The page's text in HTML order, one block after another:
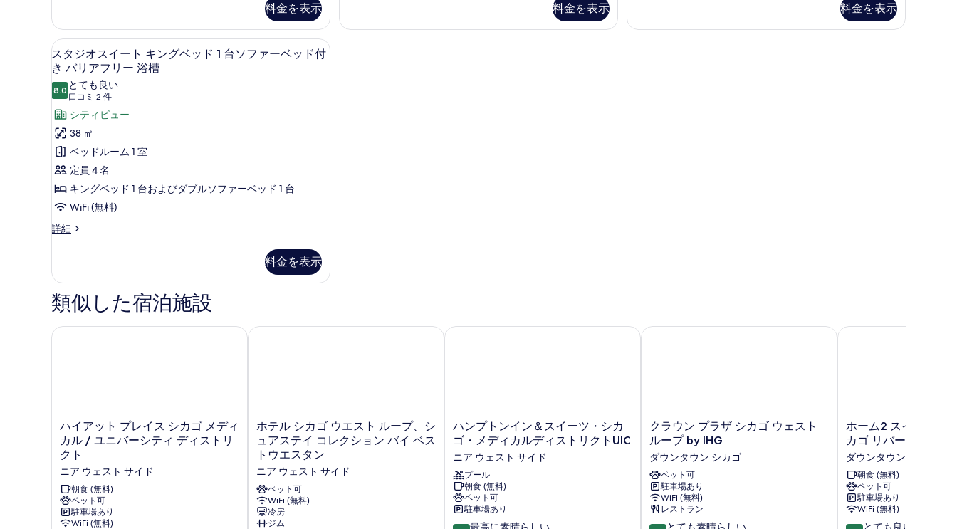
を
表
示
す
る
す
べ
て
の
写
真
を
表
示
す
る
ド
ー
ム
(Specialty)
の
詳
細
料金を表示
ド
イ
料金を表示
ド
の
す
ス
料金を表示
ス
タ
ジ
オ
ス
イ
ー
ト
キ
ン
グ
ド
1
台
ソ
ッ
ド
付
き
バ
リ
セーフティボックス (室内)、デスク、ノートパソコン用作業スペース、遮光カーテン
5
スタジオスイート キングベッド 1 台ソファーベッド付
き バリアフリー 浴槽
8.010 点中 8.0
とても良い
口コミ 2 件
(口
コ
ミ
件)
シティビュー
38 ㎡
ベッドルーム 1 室
定員 4 名
キングベッド 1 台およびダブルソファーベッド 1 台
WiFi (無料)
詳細
ス
ス
イ
ー
ト
キ
ソ
ッ
付
料金を表示
類似した宿泊施設
ハ
イ
ア
ッ
ト
プ
レ
イ
ハイアット プレイス シカゴ メディ
カル / ユニバーシティ ディストリ
クト
ニア ウェスト サイド
朝食 (無料)
ペット可
駐車場あり
WiFi (無料)
ハイアット プレイス シカゴ メディカル / ユニバーシティ ディストリクト
ホ
テ
ル
シ
カ
ゴ
ウ
エ
ホテル シカゴ ウエスト ループ、シ
ュアステイ コレクション バイ ベス
トウエスタン
ニア ウェスト サイド
ペット可
WiFi (無料)
冷房
ジム
ホテル シカゴ ウエスト ループ、シュアステイ コレクション バイ ベストウエスタン
ハ
ン
ト
ン
イ
ン
＆
ハンプトンイン＆スイーツ・シカ
ゴ・メディカルディストリクトUIC
ニア ウェスト サイド
プール
朝食 (無料)
ペット可
駐車場あり
10
ハンプトンイン＆スイーツ・シカゴ・メディカルディストリクトUIC
ク
ラ
ウ
ン
プ
ラ
ザ
シ
クラウン プラザ シカゴ ウェスト
ループ by IHG
ダウンタウン シカゴ
ペット可
駐車場あり
WiFi (無料)
レストラン
10
クラウン プラザ シカゴ ウェスト ループ by IHG
ホ
ー
ム
2
ス
イ
ー
ツ
ホーム2 スイーツ バ
カゴ リバー ノース
ダウンタウン シカゴ
朝食 (無料)
ペット可
駐車場あり
WiFi (無料)
10
ホーム2 スイーツ バ